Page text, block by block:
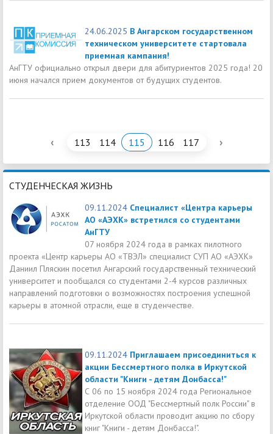
24.06.2025 В Ангарском государственном
техническом университете стартовала
приемная кампания!
АнГТУ официально открыл двери для абитуриентов 2025 года! 20
июня начался прием документов от будущих студентов.
‹ 113 114 115 116 117 ›
СТУДЕНЧЕСКАЯ ЖИЗНЬ
09.11.2024 Специалист «Центра карьеры
АО «АЭХК» встретился со студентами
АнГТУ
07 ноября 2024 года в рамках пилотного
проекта «Центр карьеры АО «ТВЭЛ» специалист СУП АО «АЭХК»
Даниил Пляскин посетил Ангарский государственный технический
университет и пообщался со студентами 2-4 курсов различных
направлений подготовки о возможностях построения успешной
карьеры в атомной отрасли, еще в студенчестве.
09.11.2024 Приглашаем присоединиться к
акции Бессмертного полка в Иркутской
области "Книги - детям Донбасса!"
С 06 по 15 ноября 2024 года Региональное
отделение ООД "Бессмертный полк России" в
Иркутской области проводит акцию по сбору
книг "Книги - детям Донбасса!".